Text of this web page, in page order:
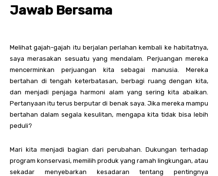
Jawab Bersama
Melihat gajah-gajah itu berjalan perlahan kembali ke habitatnya,
saya merasakan sesuatu yang mendalam. Perjuangan mereka
mencerminkan perjuangan kita sebagai manusia. Mereka
bertahan di tengah keterbatasan, berbagi ruang dengan kita,
dan menjadi penjaga harmoni alam yang sering kita abaikan.
Pertanyaan itu terus berputar di benak saya. Jika mereka mampu
bertahan dalam segala kesulitan, mengapa kita tidak bisa lebih
peduli?
Mari kita menjadi bagian dari perubahan. Dukungan terhadap
program konservasi, memilih produk yang ramah lingkungan, atau
sekadar menyebarkan kesadaran tentang pentingnya